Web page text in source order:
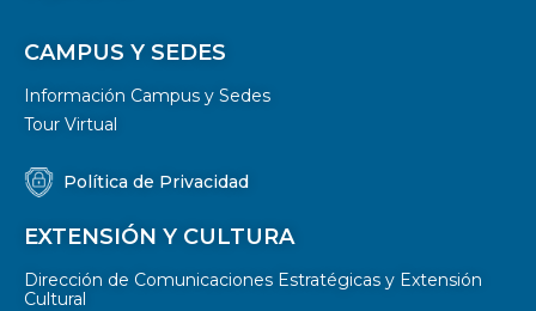
CAMPUS Y SEDES
Información Campus y Sedes
Tour Virtual
Política de Privacidad
EXTENSIÓN Y CULTURA
Dirección de Comunicaciones Estratégicas y Extensión
Cultural